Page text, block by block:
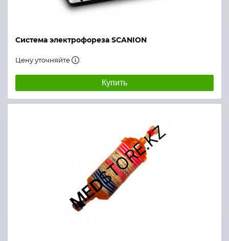
Система электрофореза SCANION
Цену уточняйте
Купить